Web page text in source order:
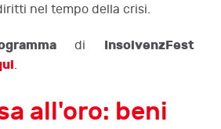
nel tempo della crisi.
di InsolvenzFest
.
all'oro: beni